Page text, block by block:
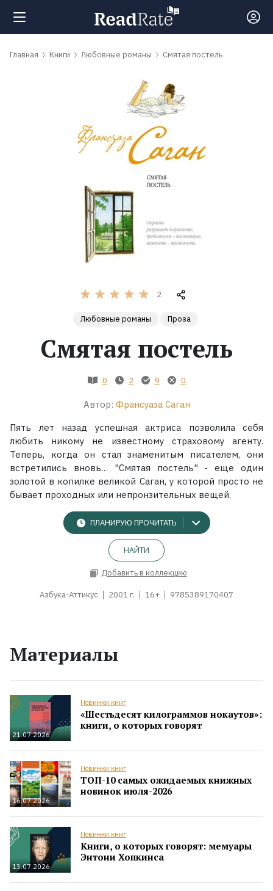
Поиск
Главная Книги Любовные романы Смятая постель
2
Любовные романы Проза
Смятая постель
0 2 9 0
Автор: Франсуаза Саган
Пять лет назад успешная актриса позволила себя
любить никому не известному страховому агенту.
Теперь, когда он стал знаменитым писателем, они
встретились вновь… "Смятая постель" - еще один
золотой в копилке великой Саган, у которой просто не
бывает проходных или непронзительных вещей.
ПЛАНИРУЮ ПРОЧИТАТЬ
НАЙТИ
Добавить в коллекцию
Азбука-Аттикус 2001 г. 16+ 9785389170407
Материалы
21.07.2026
Новинки книг
«Шестьдесят килограммов нокаутов»:
книги, о которых говорят
16.07.2026
Новинки книг
ТОП-10 самых ожидаемых книжных
новинок июля-2026
13.07.2026
Новинки книг
Книги, о которых говорят: мемуары
Энтони Хопкинса